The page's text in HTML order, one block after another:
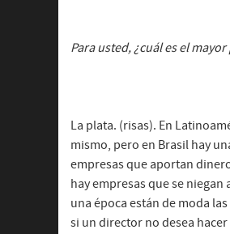
Para usted, ¿cuál es el
La plata. (risas). En
mismo, pero en Brasil hay
empresas que aportan
hay empresas que se
una época están de moda
si un director no desea